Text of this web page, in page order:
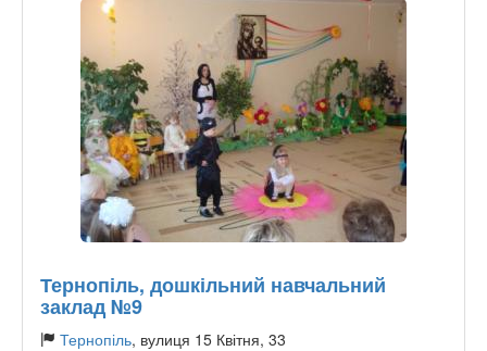
Тернопіль, дошкільний навчальний
заклад №9
Тернопіль, вулиця 15 Квітня, 33